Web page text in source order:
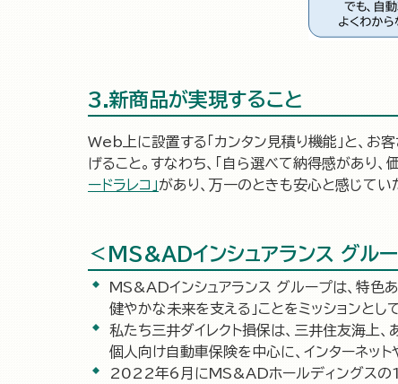
3.新商品が実現すること
Web上に設置する「カンタン見積り機能」と、お
げること。すなわち、「自ら選べて納得感があり
ードラレコ」があり、万一のときも安心と感じてい
＜MS&ADインシュアランス グル
MS&ADインシュアランス グループは、特色
健やかな未来を支える」ことをミッションと
私たち三井ダイレクト損保は、三井住友海上
個人向け自動車保険を中心に、インターネッ
2022年6月にMS&ADホールディングスの